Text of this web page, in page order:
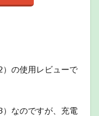
の使用レビューで
なのですが、充電